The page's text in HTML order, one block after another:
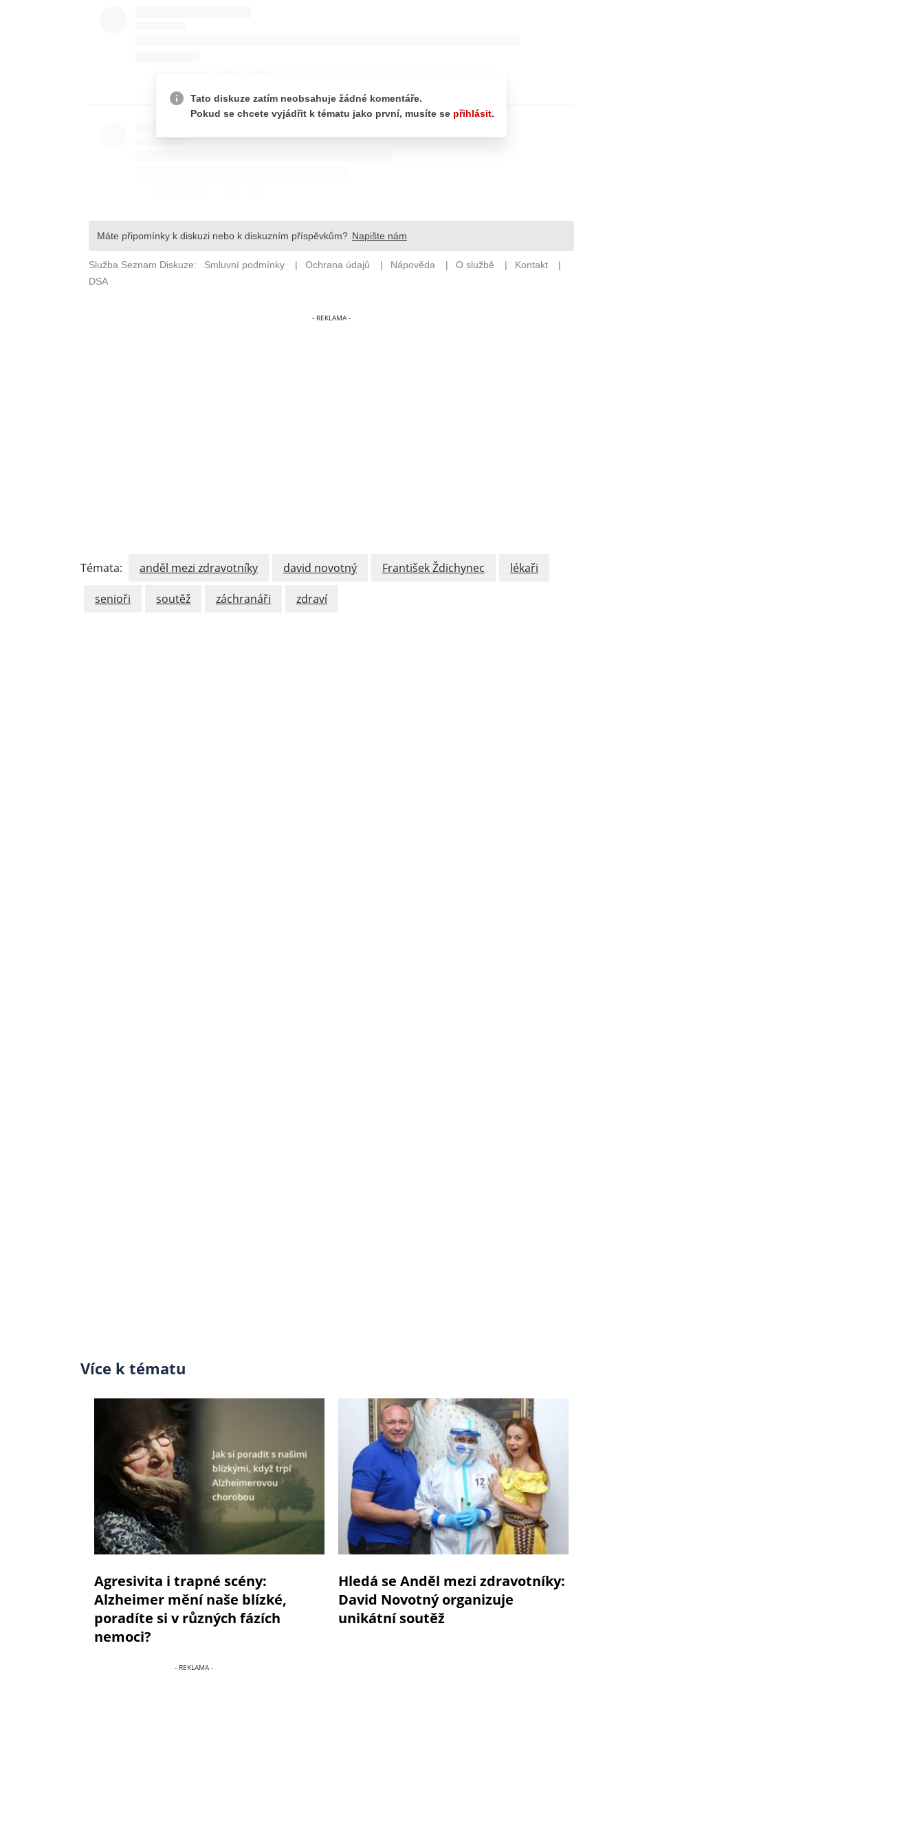
Témata: anděl mezi zdravotníky david novotný František Ždichynec lékaři
senioři soutěž záchranáři zdraví
Více k tématu
Agresivita i trapné scény:
Alzheimer mění naše blízké,
poradíte si v různých fázích
nemoci?
Hledá se Anděl mezi zdravotníky:
David Novotný organizuje
unikátní soutěž